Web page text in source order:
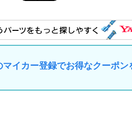
イカー登録でお得なクーポン